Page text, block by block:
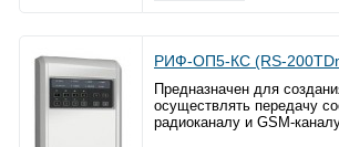
РИФ-ОП5-КС (RS-
Предназначен для
осуществлять передачу
радиоканалу и GSM-